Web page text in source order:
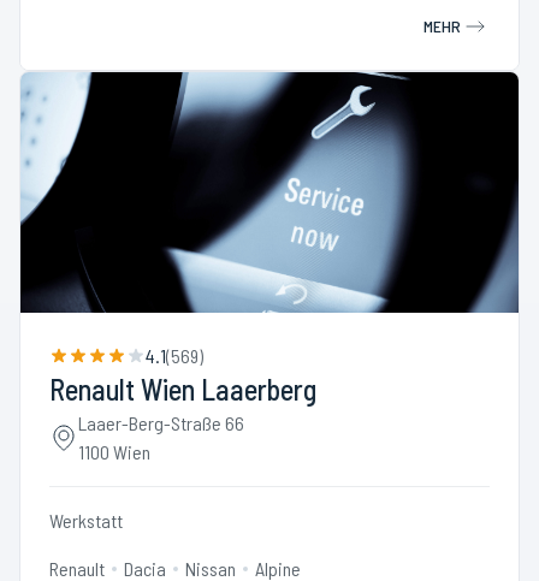
MEHR
4.1(569)
Renault Wien Laaerberg
Laaer-Berg-Straße 66
1100 Wien
Werkstatt
Renault Dacia Nissan Alpine